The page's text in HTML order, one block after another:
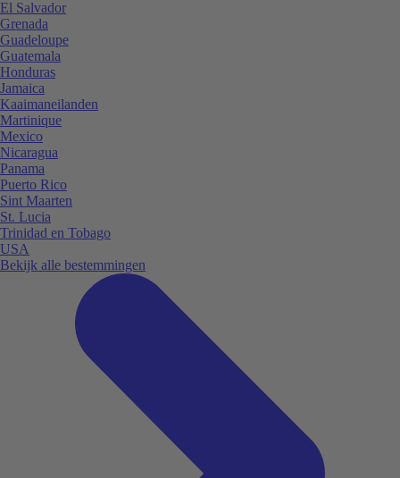
El Salvador
Grenada
Guadeloupe
Guatemala
Honduras
Jamaica
Kaaimaneilanden
Martinique
Mexico
Nicaragua
Panama
Puerto Rico
Sint Maarten
St. Lucia
Trinidad en Tobago
USA
Bekijk alle bestemmingen